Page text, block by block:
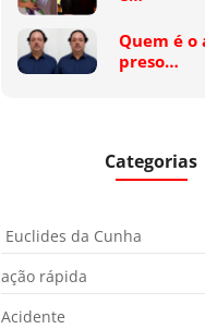
Quem é o
preso…
Categorias
Euclides da Cunha
ação rápida
Acidente